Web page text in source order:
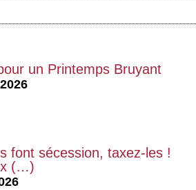
un Printemps Bruyant
font sécession, taxez-les !
x (…)